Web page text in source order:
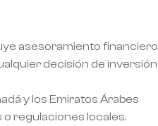
asesoramiento financiero
decisión de inversión
y los Emiratos Árabes
regulaciones locales.